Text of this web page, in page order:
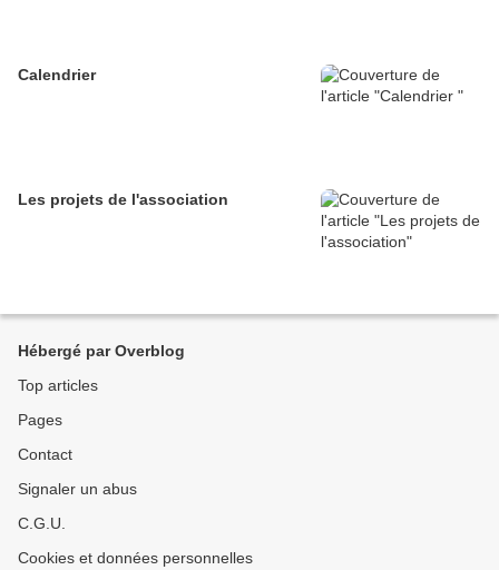
Calendrier
Les projets de l'association
Hébergé par Overblog
Top articles
Pages
Contact
Signaler un abus
C.G.U.
Cookies et données personnelles